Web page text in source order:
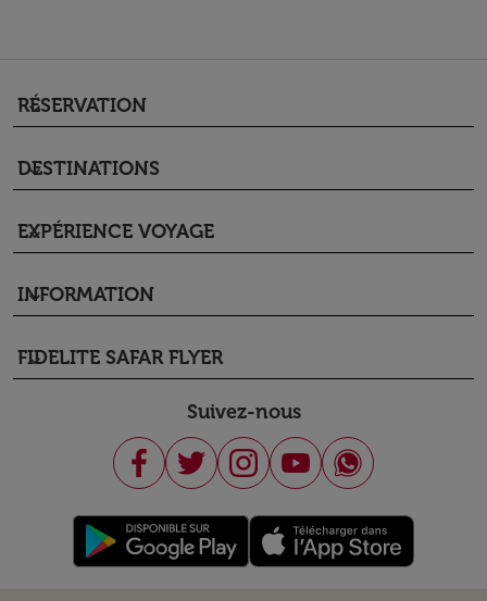
RÉSERVATION
keyboard_arrow_down
DESTINATIONS
keyboard_arrow_down
EXPÉRIENCE VOYAGE
keyboard_arrow_down
INFORMATION
keyboard_arrow_down
FIDELITE SAFAR FLYER
keyboard_arrow_down
Suivez-nous